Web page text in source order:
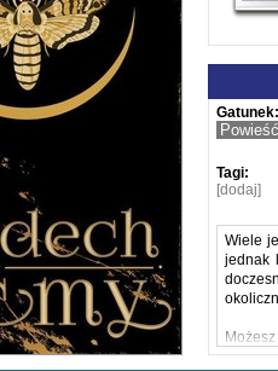
Gatunek:
Powieść
Tagi:
[dodaj]
Wiele
jednak
już Ci